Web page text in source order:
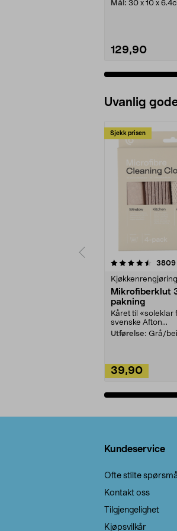
Mål: 30 x 10 x
129,90
Uvanlig
Sjekk prisen
3809
Kjøkkenrengjøring
Mikrofiberklut
pakning
Kåret til «soleklar
svenske Afton...
Utførelse: Grå/
39,90
4.5av 5
Kundeservice
Ofte stilte spørsmål
Kontakt oss
Tilgjengelighet
Kjøpsvilkår